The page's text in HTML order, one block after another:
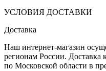
УСЛОВИЯ ДОСТАВКИ
Доставка
Наш интернет-магазин
регионам России. Доставка
по Московской области в